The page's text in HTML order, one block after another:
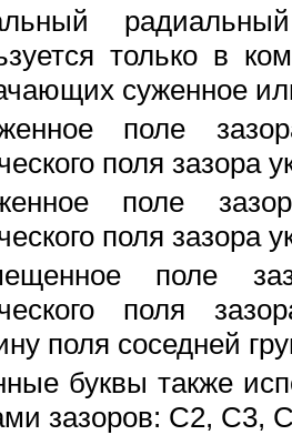
только в
суженное
поле
поля зазора
поле
поля зазора
поле
поля
поля соседней
буквы также
зазоров: С2,